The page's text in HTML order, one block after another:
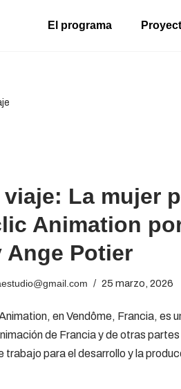
El programa
La mujer
Animation
Ange Potier
25 marzo, 2026
en Vendôme, Francia, es
de Francia y de otras
trabajo para el desarrollo y la